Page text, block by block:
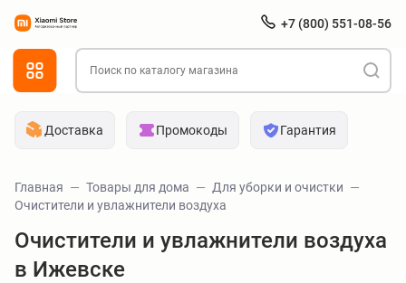
+7 (800) 551-08-56
Доставка Промокоды Гарантия
Главная Товары для дома
Для уборки и очистки
Очистители и увлажнители воздуха
Очистители и увлажнители воздуха
в Ижевске